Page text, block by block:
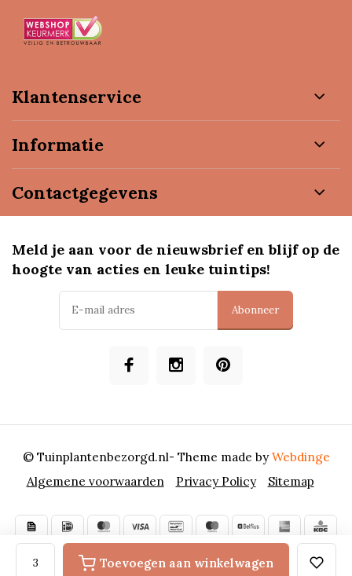
Toevoegen aan winkelwagen
Klantenservice
Informatie
Contactgegevens
Meld je aan voor de nieuwsbrief en blijf op de
hoogte van acties en leuke tuintips!
Abonneer
Algemene voorwaarden Privacy Policy Sitemap
© Tuinplantenbezorgd.nl- Theme made byWebdinge